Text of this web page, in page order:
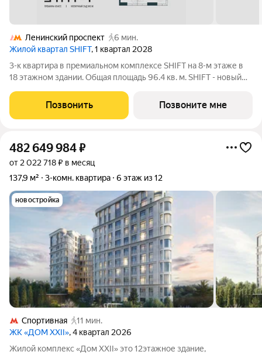
Ленинский проспект
6 мин.
Жилой квартал SHIFT, 1 квартал 2028
3-к квартира в премиальном комплексе SHIFT на 8-м этаже в
18 этажном здании. Общая площадь 96.4 кв. м. SHIFT - новый
районе, в 300 м от Нескучного сада. Главная особенность
проекта - 5 башен, в
Позвонить Позвоните мне
482 649 984₽
от 2 022 718 ₽ в месяц
137,9 м²
3-комн. квартира 6 этаж из 12
новостройка
Спортивная
11 мин.
ЖК «ДОМ XXII», 4 квартал 2026
Жилой комплекс «Дом XXII» это 12этажное здание,